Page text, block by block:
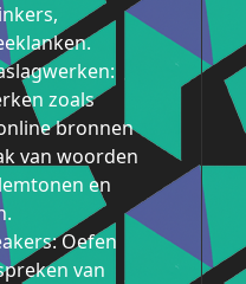
zoals
bronnen
van woorden
en
Oefen
van